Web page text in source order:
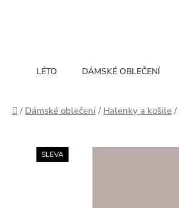
LÉTO DÁMSKÉ OBLEČENÍ
Domů
/ Dámské oblečení / Halenky a košile /
SLEVA